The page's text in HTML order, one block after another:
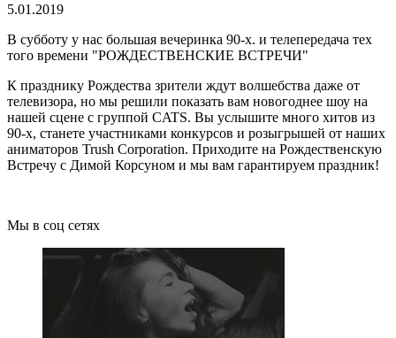
5.01.2019
В субботу у нас большая вечеринка 90-х. и телепередача тех
того времени "РОЖДЕСТВЕНСКИЕ ВСТРЕЧИ"
К празднику Рождества зрители ждут волшебства даже от
телевизора, но мы решили показать вам новогоднее шоу на
нашей сцене с группой CATS. Вы услышите много хитов из
90-х, станете участниками конкурсов и розыгрышей от наших
аниматоров Trush Corporation. Приходите на Рождественскую
Встречу с Димой Корсуном и мы вам гарантируем праздник!
Мы в соц сетях